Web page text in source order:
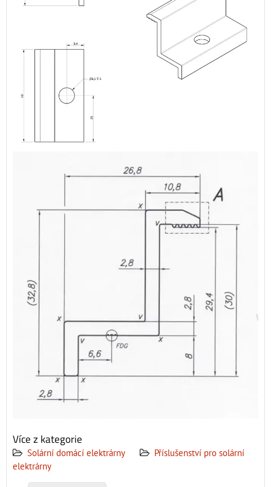
Více z kategorie
Solární domácí elektrárny
Příslušenství pro solární
elektrárny